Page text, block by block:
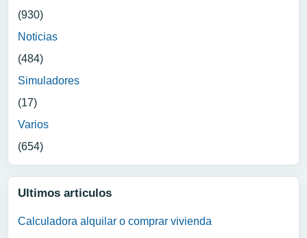
(930)
Noticias
(484)
Simuladores
(17)
Varios
(654)
Ultimos articulos
Calculadora alquilar o comprar vivienda